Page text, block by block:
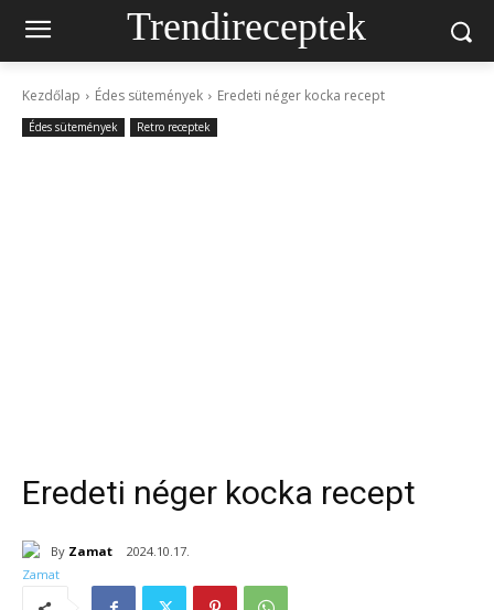
Trendireceptek
Kezdőlap Édes sütemények Eredeti néger kocka recept
Édes sütemények Retro receptek
Eredeti néger kocka recept
By Zamat 2024.10.17.